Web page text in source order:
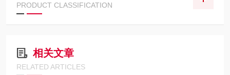
PRODUCT CLASSIFICATION
相关文章
RELATED ARTICLES